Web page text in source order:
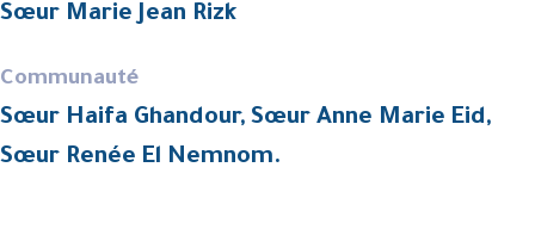
Sœur Marie Jean Rizk
Communauté
Sœur Haifa Ghandour, Sœur Anne Marie Eid,
Sœur Renée El Nemnom.